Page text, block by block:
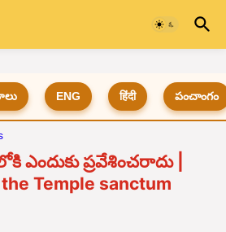
ENG हिंदी పంచాంగం
ఎందుకు ప్రవేశించరాదు |
Temple sanctum